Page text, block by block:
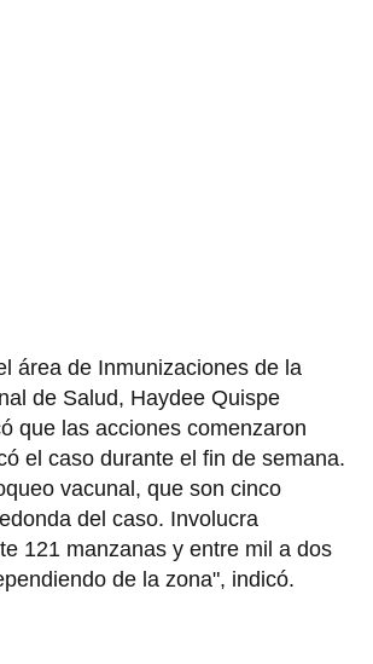
área de Inmunizaciones de la
de Salud, Haydee Quispe
que las acciones comenzaron
el caso durante el fin de semana.
vacunal, que son cinco
del caso. Involucra
121 manzanas y entre mil a dos
de la zona", indicó.